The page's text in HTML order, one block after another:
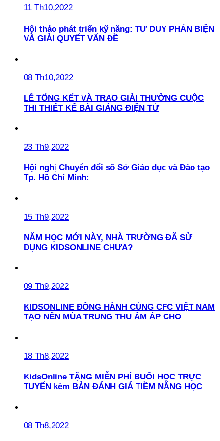
11 Th10,2022
Hội thảo phát triển kỹ năng: TƯ DUY PHẢN BIỆN
VÀ GIẢI QUYẾT VẤN ĐỀ
08 Th10,2022
LỄ TỔNG KẾT VÀ TRAO GIẢI THƯỞNG CUỘC
THI THIẾT KẾ BÀI GIẢNG ĐIỆN TỬ
23 Th9,2022
Hội nghị Chuyển đổi số Sở Giáo dục và Đào tạo
Tp. Hồ Chí Minh:
15 Th9,2022
NĂM HỌC MỚI NÀY, NHÀ TRƯỜNG ĐÃ SỬ
DỤNG KIDSONLINE CHƯA?
09 Th9,2022
KIDSONLINE ĐỒNG HÀNH CÙNG CFC VIỆT NAM
TẠO NÊN MÙA TRUNG THU ẤM ÁP CHO
18 Th8,2022
KidsOnline TẶNG MIỄN PHÍ BUỔI HỌC TRỰC
TUYẾN kèm BẢN ĐÁNH GIÁ TIỀM NĂNG HỌC
08 Th8,2022